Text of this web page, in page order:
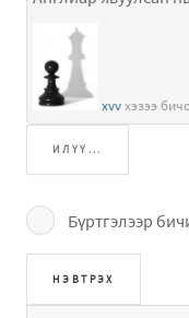
xvv
ИЛҮҮ...
Бүртгэлээр